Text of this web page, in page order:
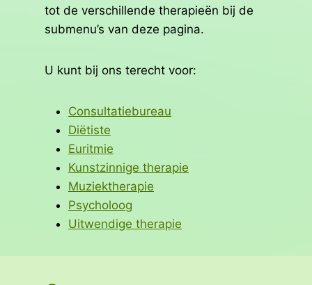
tot de verschillende therapieën bij de
submenu’s van deze pagina.
U kunt bij ons terecht voor:
Consultatiebureau
Diëtiste
Euritmie
Kunstzinnige therapie
Muziektherapie
Psycholoog
Uitwendige therapie